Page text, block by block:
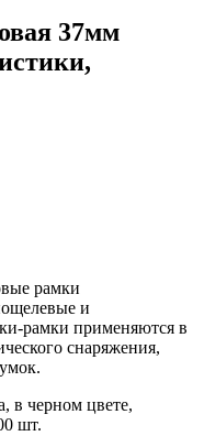
37мм
рамки
и
рамки применяются в
снаряжения,
в черном цвете,
шт.